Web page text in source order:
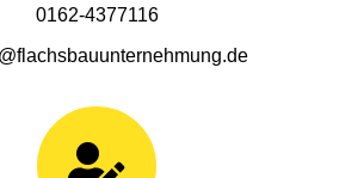
0162-4377116